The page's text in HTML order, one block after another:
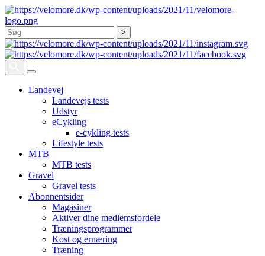
Søg
Landevej
Landevejs tests
Udstyr
eCykling
e-cykling tests
Lifestyle tests
MTB
MTB tests
Gravel
Gravel tests
Abonnentsider
Magasiner
Aktiver dine medlemsfordele
Træningsprogrammer
Kost og ernæring
Træning